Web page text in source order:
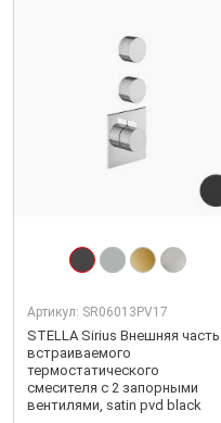
Артикул: SR06013PV17
STELLA Sirius Внешняя часть
встраиваемого
термостатического
смесителя с 2 запорными
вентилями, satin pvd black